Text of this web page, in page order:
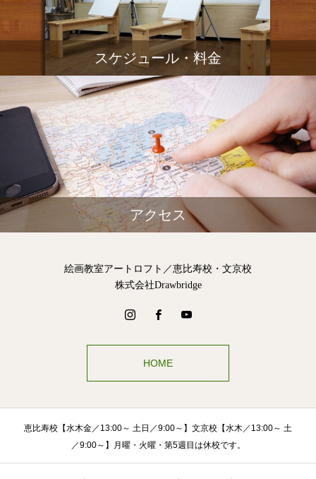
スケジュール・料金
アクセス
絵画教室アートロフト／恵比寿校・文京校
株式会社Drawbridge
HOME
恵比寿校【水木金／13:00～ 土日／9:00～】文京校【水木／13:00～ 土
／9:00～】月曜・火曜・第5週目は休校です。